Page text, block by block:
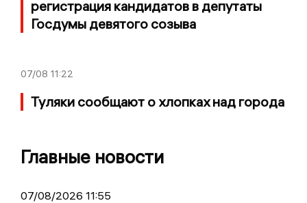
регистрация кандидатов в депутаты
Госдумы девятого созыва
07/08 11:22
Туляки сообщают о хлопках над города
Главные новости
07/08/2026 11:55